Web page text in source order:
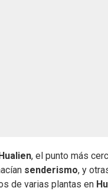
Hualien, el punto más
senderismo, y
de varias plantas en